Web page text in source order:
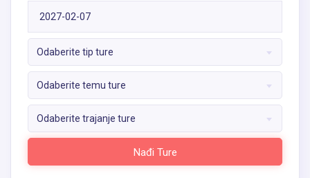
Odaberite tip ture
Odaberite temu ture
Odaberite trajanje ture
Nađi Ture